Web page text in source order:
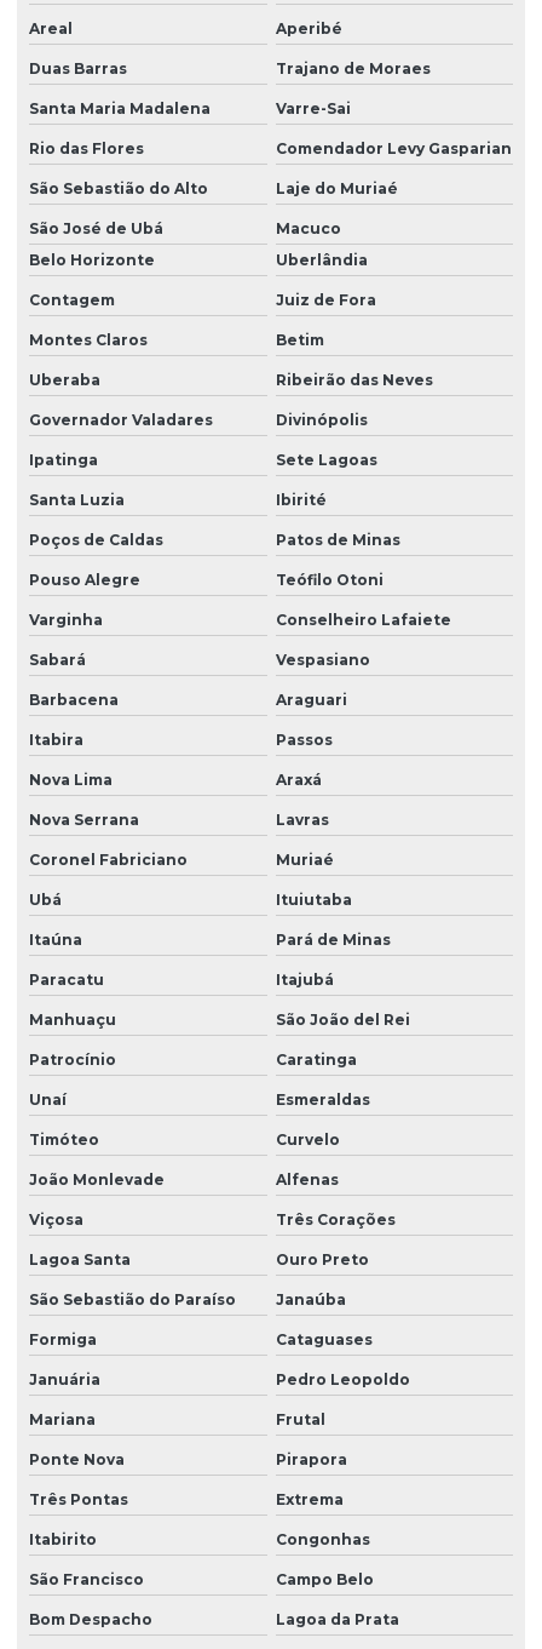
guindastes
Manutenção de sistemas eletrônicos para guindastes
Manutenção técnica eletrônica para guindastes
Manutenção de unidades eletrônicas de guindastes
Módulo danfoss
Módulo danfoss em es
Montagem de painel elétrico industrial
Montagem de painel elétrico industrial em es
Programação de clp
Programação de clp para controle de processos
Programação de clp e ihm
Programação de clp para melhorar produtividade
Programação de clp para monitoramento
Programação de clp para sistemas de produção
Projetos de automação industrial simples
Retrofit de equipamentos
Retrofit de máquinas
Retrofit em máquinas industriais
Retrofit de máquinas para indústrias
Retrofit de máquinas para modernização
Retrofit de sistemas de automação industrial
Serviço de automação industrial
Serviço de programação de clp
Serviço de retrofit e manutenção de automação
Serviço de retrofit para otimização de maquinário
Areal Aperibé
Duas Barras Trajano de Moraes
Santa Maria Madalena Varre-Sai
Rio das Flores Comendador Levy Gasparian
São Sebastião do Alto Laje do Muriaé
São José de Ubá
Macuco
Belo Horizonte
Uberlândia
Contagem Juiz de Fora
Montes Claros Betim
Uberaba Ribeirão das Neves
Governador Valadares Divinópolis
Ipatinga Sete Lagoas
Santa Luzia Ibirité
Poços de Caldas Patos de Minas
Pouso Alegre Teófilo Otoni
Varginha Conselheiro Lafaiete
Sabará Vespasiano
Barbacena Araguari
Itabira Passos
Nova Lima Araxá
Nova Serrana Lavras
Coronel Fabriciano Muriaé
Ubá Ituiutaba
Itaúna Pará de Minas
Paracatu Itajubá
Manhuaçu São João del Rei
Patrocínio Caratinga
Unaí Esmeraldas
Timóteo Curvelo
João Monlevade Alfenas
Viçosa Três Corações
Lagoa Santa Ouro Preto
São Sebastião do Paraíso Janaúba
Formiga Cataguases
Januária Pedro Leopoldo
Mariana Frutal
Ponte Nova Pirapora
Três Pontas Extrema
Itabirito Congonhas
São Francisco Campo Belo
Bom Despacho Lagoa da Prata